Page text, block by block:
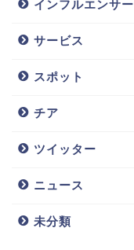
インフルエンサー
サービス
スポット
チア
ツイッター
ニュース
未分類